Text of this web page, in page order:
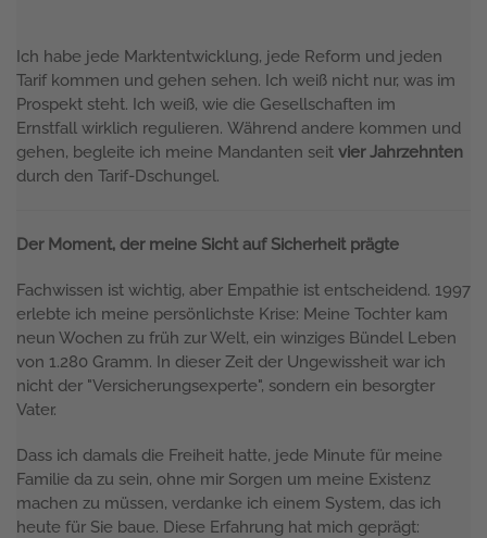
Ich habe jede Marktentwicklung, jede Reform und jeden
Tarif kommen und gehen sehen. Ich weiß nicht nur, was im
Prospekt steht. Ich weiß, wie die Gesellschaften im
Ernstfall wirklich regulieren. Während andere kommen und
gehen, begleite ich meine Mandanten seit vier Jahrzehnten
durch den Tarif-Dschungel.
Der Moment, der meine Sicht auf Sicherheit prägte
Fachwissen ist wichtig, aber Empathie ist entscheidend. 1997
erlebte ich meine persönlichste Krise: Meine Tochter kam
neun Wochen zu früh zur Welt, ein winziges Bündel Leben
von 1.280 Gramm. In dieser Zeit der Ungewissheit war ich
nicht der "Versicherungsexperte", sondern ein besorgter
Vater.
Dass ich damals die Freiheit hatte, jede Minute für meine
Familie da zu sein, ohne mir Sorgen um meine Existenz
machen zu müssen, verdanke ich einem System, das ich
heute für Sie baue. Diese Erfahrung hat mich geprägt: